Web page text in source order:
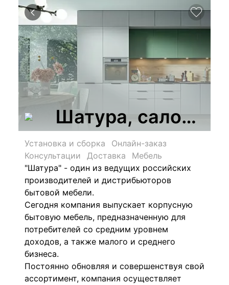
Шатура, салон
Установка и сборка
Онлайн-заказ
Консультации
Доставка
Мебель
"Шатура" - один из ведущих российских
производителей и дистрибьюторов
бытовой мебели.
Сегодня компания выпускает корпусную
бытовую мебель, предназначенную для
потребителей со средним уровнем
доходов, а также малого и среднего
бизнеса.
Постоянно обновляя и совершенствуя свой
ассортимент, компания осуществляет